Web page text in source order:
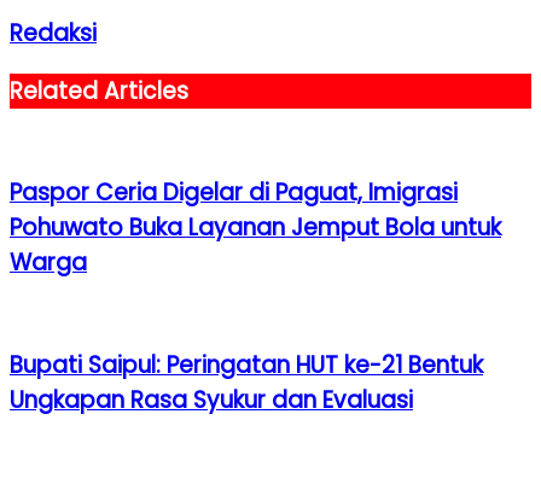
Redaksi
Related Articles
Paspor Ceria Digelar di Paguat, Imigrasi
Pohuwato Buka Layanan Jemput Bola untuk
Warga
Bupati Saipul: Peringatan HUT ke-21 Bentuk
Ungkapan Rasa Syukur dan Evaluasi